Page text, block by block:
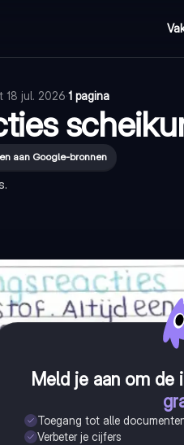
18 jul. 2026·1 pagina
aan Google-bronnen
Meld je aan om de
Toegang tot alle
Verbeter je cijfers